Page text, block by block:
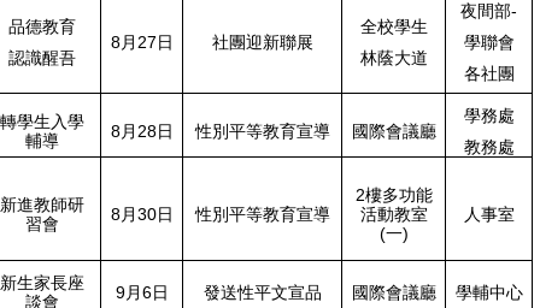
品德教育
認識醒吾
8月27日 社團迎新聯展
全校學生
林蔭大道
夜間部-
學聯會
各社團
轉學生入學
輔導
8月28日 性別平等教育宣導 國際會議廳
學務處
教務處
新進教師研
習會
8月30日 性別平等教育宣導
2樓多功能
活動教室
(一)
人事室
新生家長座
談會
9月6日 發送性平文宣品 國際會議廳 學輔中心